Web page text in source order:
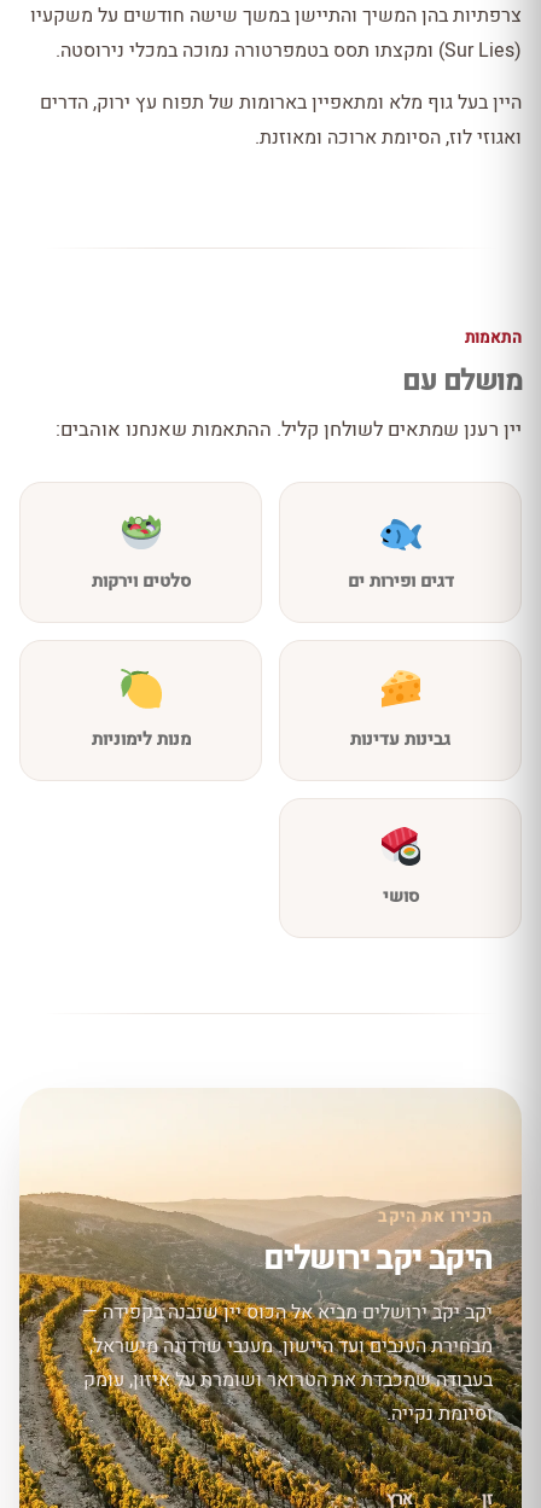
צרפתיות בהן המשיך והתיישן במשך שישה חודשים על משקעיו
(Sur Lies) ומקצתו תסס בטמפרטורה נמוכה במכלי נירוסטה.
היין בעל גוף מלא ומתאפיין בארומות של תפוח עץ ירוק, הדרים
ואגוזי לוז, הסיומת ארוכה ומאוזנת.
התאמות
מושלם עם
יין רענן שמתאים לשולחן קליל. ההתאמות שאנחנו אוהבים:
דגים ופירות ים סלטים וירקות
גבינות עדינות מנות לימוניות
סושי
הכירו את היקב
היקב יקב ירושלים
יקב יקב ירושלים מביא אל הכוס יין שנבנה בקפידה —
מבחירת הענבים ועד היישון. מענבי שרדונה מישראל,
בעבודה שמכבדת את הטרואר ושומרת על איזון, עומק
וסיומת נקייה.
זן ארץ